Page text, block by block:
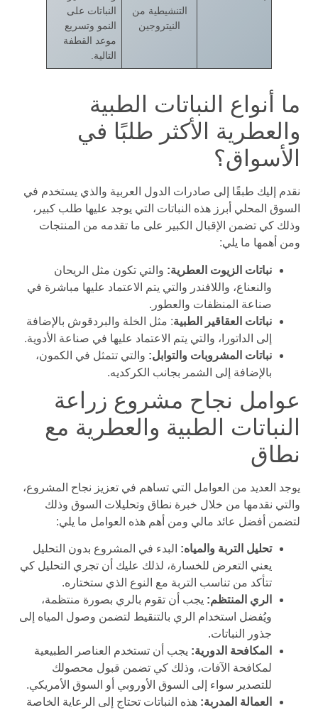
التنشيطية من
النيتروجين
النباتات على
النمو وتسريع
موعد القطفة
التالية.
ما أنواع النباتات الطبية
والعطرية الأكثر طلبًا في
الأسواق؟
نقدم إليك طبقًا إلى صادرات الدول العربية والذي يستخدم في
السوق المحلي أبرز هذه النباتات التي يوجد عليها طلب كبير،
وذلك كي تضمن الإقبال الكبير على ما تقدمه من المنتجات
ومن أهمها ما يلي:
نباتات الزيوت العطرية: والتي تكون مثل الريحان
والنعناع، واللافندر والتي يتم الاعتماد عليها مباشرة في
صناعة المنظفات والعطور.
نباتات العقاقير الطبية: مثل الخلة والبردقوش بالإضافة
إلى الداتورا، والتي يتم الاعتماد عليها في صناعة الأدوية.
نباتات المشروبات والتوابل: والتي تتمثل في الكمون،
بالإضافة إلى الشمر بجانب الكركديه.
عوامل نجاح مشروع زراعة
النباتات الطبية والعطرية مع
نطاق
يوجد العديد من العوامل التي تساهم في تعزيز نجاح المشروع،
والتي نقدمها من خلال خبرة نطاق وتحليلات السوق وذلك
لتضمن أفضل عائد مالي ومن أهم هذه العوامل ما يلي:
تحليل التربة والمياه: البدء في المشروع بدون التحليل
يعني التعرض للخسارة، لذلك عليك أن تجري التحليل كي
تتأكد من تناسب التربة مع النوع الذي ستختاره.
الري المنتظم: يجب أن تقوم بالري بصورة منتظمة،
ويُفضل استخدام الري بالتنقيط لتضمن وصول المياه إلى
جذور النباتات.
المكافحة الدورية: يجب أن تستخدم العناصر الطبيعية
لمكافحة الآفات، وذلك كي تضمن قبول محصولك
للتصدير سواء إلى السوق الأوروبي أو السوق الأمريكي.
العمالة المدربة: هذه النباتات تحتاج إلى الرعاية الخاصة